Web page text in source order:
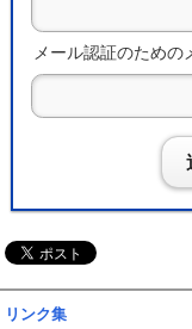
メール認証のための
リンク集